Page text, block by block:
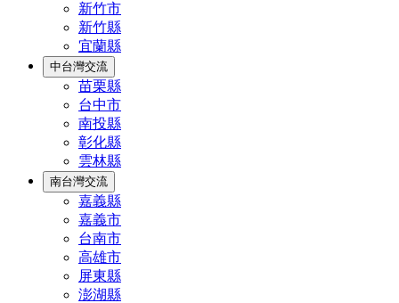
新竹市
新竹縣
宜蘭縣
中台灣交流
苗栗縣
台中市
南投縣
彰化縣
雲林縣
南台灣交流
嘉義縣
嘉義市
台南市
高雄市
屏東縣
澎湖縣